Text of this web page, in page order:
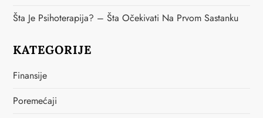
Šta Je Psihoterapija? – Šta Očekivati Na Prvom Sastanku
KATEGORIJE
Finansije
Poremećaji